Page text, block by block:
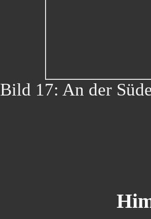
Bild 17: An der